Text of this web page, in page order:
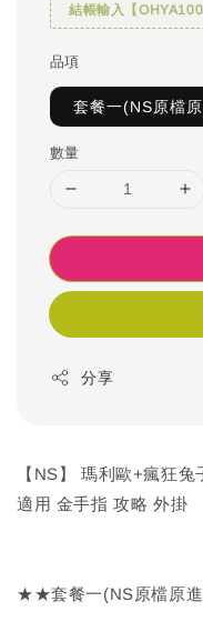
結帳輸入【
品項
套餐一(NS原檔
數量
分享
【NS】 瑪利歐+瘋狂
適用 金手指 攻略 外掛
★★套餐一(NS原檔原